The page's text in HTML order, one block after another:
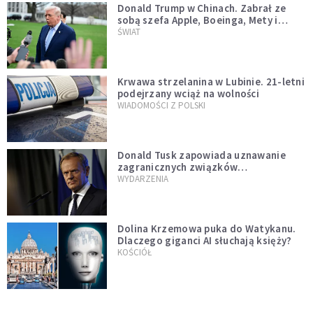
Donald Trump w Chinach. Zabrał ze
sobą szefa Apple, Boeinga, Mety i
Muska
ŚWIAT
Krwawa strzelanina w Lubinie. 21-letni
podejrzany wciąż na wolności
WIADOMOŚCI Z POLSKI
Donald Tusk zapowiada uznawanie
zagranicznych związków
jednopłciowych. "Państwo oblało ten
WYDARZENIA
Dolina Krzemowa puka do Watykanu.
Dlaczego giganci AI słuchają księży?
KOŚCIÓŁ